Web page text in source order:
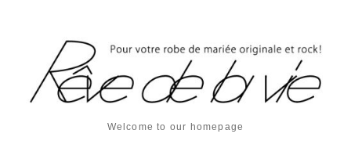
Welcome to our homepage